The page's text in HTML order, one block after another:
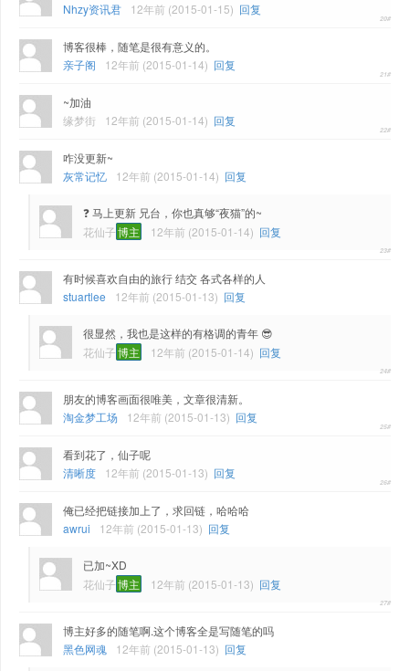
Nhzy资讯君 12年前 (2015-01-15) 回复
博客很棒，随笔是很有意义的。
亲子阁
12年前 (2015-01-14) 回复
~加油
缘梦街
12年前 (2015-01-14) 回复
咋没更新~
灰常记忆
12年前 (2015-01-14) 回复
❓ 马上更新 兄台，你也真够“夜猫”的~
花仙子博主 12年前 (2015-01-14) 回复
有时候喜欢自由的旅行 结交 各式各样的人
stuartlee
12年前 (2015-01-13) 回复
很显然，我也是这样的有格调的青年 😎
花仙子博主 12年前 (2015-01-14) 回复
朋友的博客画面很唯美，文章很清新。
淘金梦工场
12年前 (2015-01-13) 回复
看到花了，仙子呢
清晰度
12年前 (2015-01-13) 回复
俺已经把链接加上了，求回链，哈哈哈
awrui
12年前 (2015-01-13) 回复
已加~XD
花仙子博主 12年前 (2015-01-13) 回复
博主好多的随笔啊.这个博客全是写随笔的吗
黑色网魂
12年前 (2015-01-13) 回复